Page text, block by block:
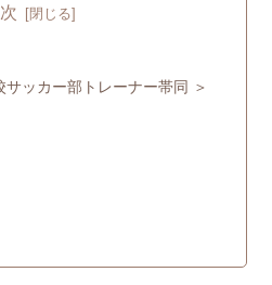
サッカー部トレーナー帯同 ＞